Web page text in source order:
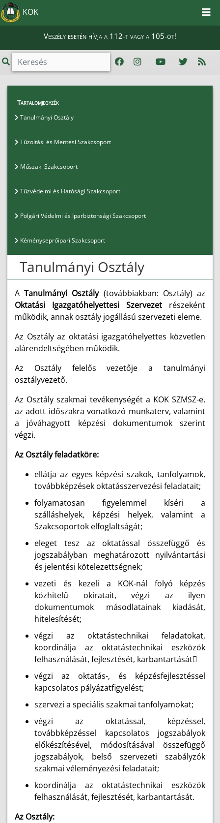
KOK
Veszély esetén hívja a 112-t vagy a 105-öt!
Magunkról
Oktatási Igazgatóhelyettesi Szervezet
Tartalomjegyzék
Tanulmányi Osztály
Tűzoltási és Mentési Szakcsoport
Műszaki Szakcsoport
Tűzvédelmi és Hatósági Szakcsoport
Polgári Védelmi és Iparbiztonsági Szakcsoport
Kéményseprőipari Szakcsoport
Tanulmányi Osztály
ATanulmányi Osztály(továbbiakban: Osztály) az
Oktatási Igazgatóhelyettesi Szervezet részeként
működik, annak osztály jogállású szervezeti eleme.
Az Osztály az oktatási igazgatóhelyettes közvetlen
alárendeltségében működik.
Az Osztály felelős vezetője a tanulmányi
osztályvezető.
Az Osztály szakmai tevékenységét a KOK SZMSZ-e,
az adott időszakra vonatkozó munkaterv, valamint
a jóváhagyott képzési dokumentumok szerint
végzi.
Az Osztály feladatköre:
ellátja az egyes képzési szakok, tanfolyamok,
továbbképzések oktatásszervezési feladatait;
folyamatosan figyelemmel kíséri a
szálláshelyek, képzési helyek, valamint a
Szakcsoportok elfoglaltságát;
eleget tesz az oktatással összefüggő és
jogszabályban meghatározott nyilvántartási
és jelentési kötelezettségnek;
vezeti és kezeli a KOK-nál folyó képzés
közhitelű okiratait, végzi az ilyen
dokumentumok másodlatainak kiadását,
hitelesítését;
végzi az oktatástechnikai feladatokat,
koordinálja az oktatástechnikai eszközök
felhasználását, fejlesztését, karbantartását
végzi az oktatás-, és képzésfejlesztéssel
kapcsolatos pályázatfigyelést;
szervezi a speciális szakmai tanfolyamokat;
végzi az oktatással, képzéssel,
továbbképzéssel kapcsolatos jogszabályok
előkészítésével, módosításával összefüggő
jogszabályok, belső szervezeti szabályzók
szakmai véleményezési feladatait;
koordinálja az oktatástechnikai eszközök
felhasználását, fejlesztését, karbantartását.
Az Osztály: